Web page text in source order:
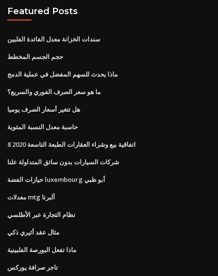
Featured Posts
سندات الخزانة معدل الفائدة الفلبين
حجم الجسم المخطط
ماذا يحدث للسهم المفضل في عملية الدمج
ما هو سعر الصرف الفوري والسريع؟
هل تتغير أسعار الصرف يوميا
حاسبة معدل النسبة المئوية
اتفاقية بيع وشراء العقارات الطبعة التاسعة 2020 8
شركات السيارات بدون سائق المتداولة علنا
حيازات الفضة luxembourg أبو ظبي
معدلات mtg ألبرتا
نظام التجارة عبر الأطلسي
مثال عقد أثيري ذكي
ماذا تفعل البورصة الفلبينية
تاجر صرافة يوركس